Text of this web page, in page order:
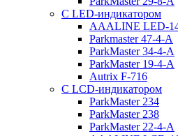
С LED-индикатором
AAALINE LED-
Parkmaster 47-4-A
ParkMaster 34-4-A
ParkMaster 19-4-A
Autrix F-716
С LCD-индикатором
ParkMaster 234
ParkMaster 238
ParkMaster 22-4-A